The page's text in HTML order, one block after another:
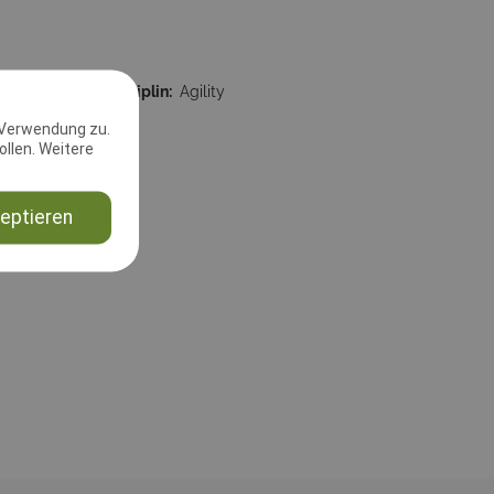
zu.
Weitere
Disziplin: Agility